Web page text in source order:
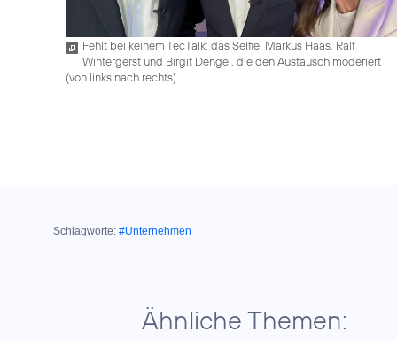
Fehlt bei keinem TecTalk: das Selfie. Markus Haas, Ralf
Wintergerst und Birgit Dengel, die den Austausch moderiert
(von links nach rechts)
Schlagworte: #Unternehmen
Ähnliche Themen: